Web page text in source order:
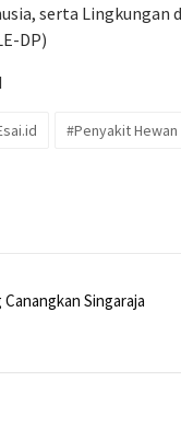
serta
DP)
#Penyakit Hewan
Singaraja